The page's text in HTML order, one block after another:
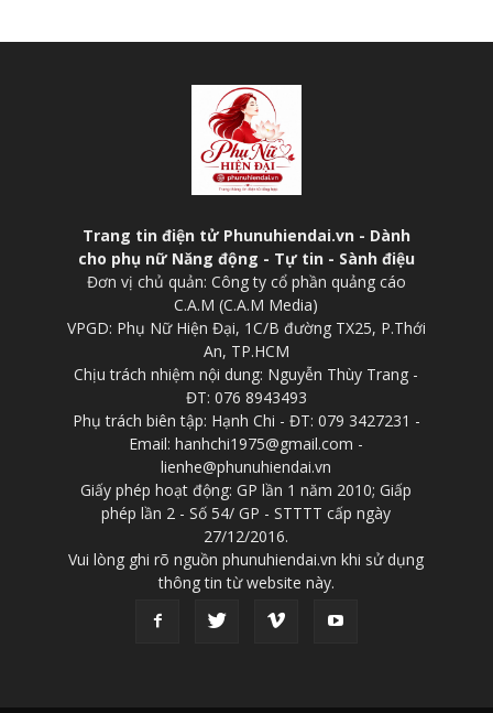
Trang tin điện tử Phunuhiendai.vn - Dành
cho phụ nữ Năng động - Tự tin - Sành điệu
Đơn vị chủ quản: Công ty cổ phần quảng cáo
C.A.M (C.A.M Media)
VPGD: Phụ Nữ Hiện Đại, 1C/B đường TX25, P.Thới
An, TP.HCM
Chịu trách nhiệm nội dung: Nguyễn Thùy Trang -
ĐT: 076 8943493
Phụ trách biên tập: Hạnh Chi - ĐT: 079 3427231 -
Email: hanhchi1975@gmail.com -
lienhe@phunuhiendai.vn
Giấy phép hoạt động: GP lần 1 năm 2010; Giấp
phép lần 2 - Số 54/ GP - STTTT cấp ngày
27/12/2016.
Vui lòng ghi rõ nguồn phunuhiendai.vn khi sử dụng
thông tin từ website này.